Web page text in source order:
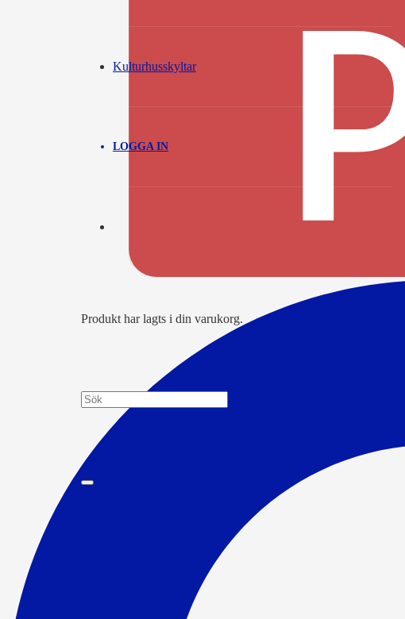
Kulturhusskyltar
LOGGA IN
Produkt har lagts i din varukorg.